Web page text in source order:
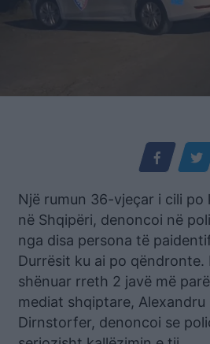
Një rumun 36-vjeçar i cili po
në Shqipëri, denoncoi në
nga disa persona të
Durrësit ku ai po qëndronte.
shënuar rreth 2 javë më
mediat shqiptare, Alexandru
Dirnstorfer, denoncoi se